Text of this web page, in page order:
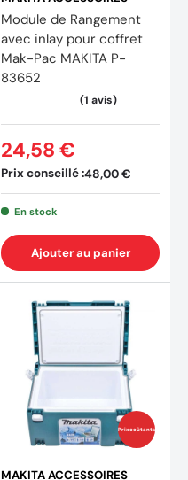
Module de Rangement
avec inlay pour coffret
Mak-Pac MAKITA P-
83652
Prix conseillé :48,00 €
24,58 €
En stock
Ajouter au panier
Prix coûtants
MAKITA ACCESSOIRES